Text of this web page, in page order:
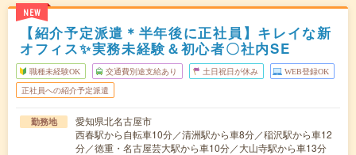
NEW
【紹介予定派遣＊半年後に正社員】キレイな新
オフィス✨実務未経験＆初心者〇社内SE
職種未経験OK 交通費別途支給あり 土日祝日が休み WEB登録OK
正社員への紹介予定派遣
勤務地
愛知県北名古屋市
西春駅から自転車10分／清洲駅から車8分／稲沢駅から車12
分／徳重・名古屋芸大駅から車10分／大山寺駅から車13分